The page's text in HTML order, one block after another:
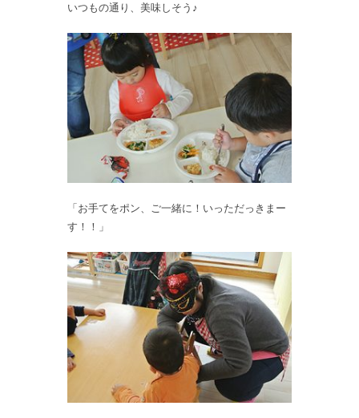
いつもの通り、美味しそう♪
「お手てをポン、ご一緒に！いっただっきまー
す！！」